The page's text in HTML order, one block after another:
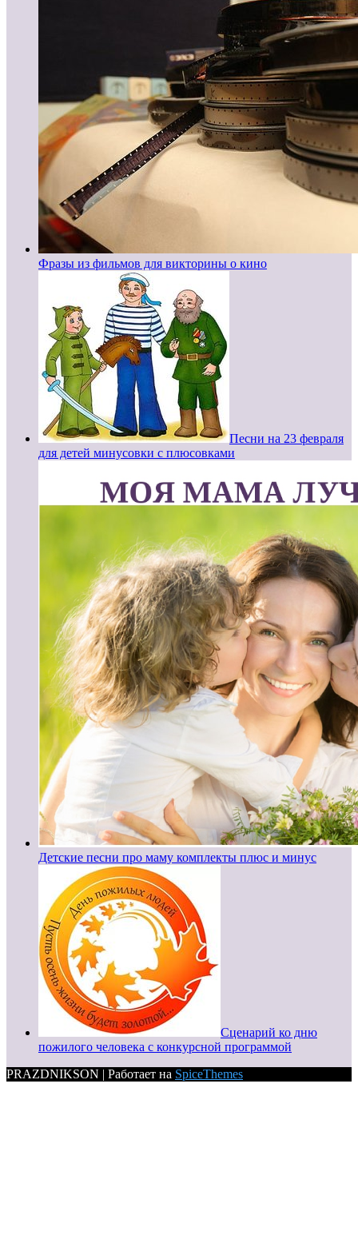
Фразы из фильмов для викторины о кино
Песни на 23 февраля
для детей минусовки с плюсовками
Детские песни про маму комплекты плюс и минус
Сценарий ко дню
пожилого человека с конкурсной программой
PRAZDNIKSON | Работает на SpiceThemes